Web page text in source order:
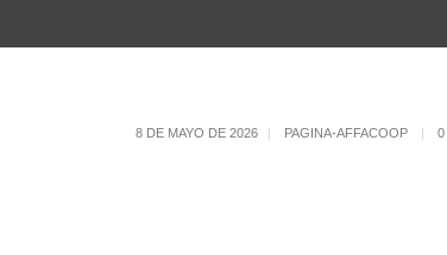
8 DE MAYO DE 2026 PAGINA-AFFACOOP 0